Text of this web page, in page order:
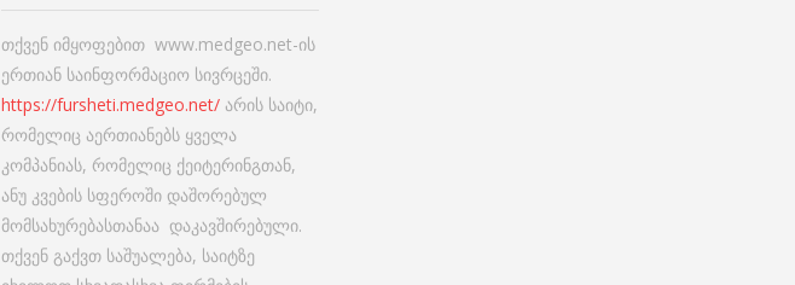
თქვენ იმყოფებით www.medgeo.net-ის
ერთიან საინფორმაციო სივრცეში.
https://fursheti.medgeo.net/არის საიტი,
რომელიც აერთიანებს ყველა
კომპანიას, რომელიც ქეიტერინგთან,
ანუ კვების სფეროში დაშორებულ
მომსახურებასთანაა დაკავშირებული.
თქვენ გაქვთ საშუალება, საიტზე